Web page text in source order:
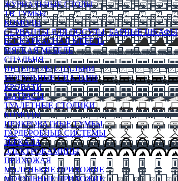
ЖУРНАЛЬНЫЕ СТОЛЫ
ТВ ТУМБЫ
КОМОДЫ
СЕРВАНТЫ ДЛЯ ПОСУДЫ, БАРНЫЕ ШКАФЫ
БЕСКАРКАСНАЯ МЕБЕЛЬ
МЯГКАЯ МЕБЕЛЬ
СПАЛЬНЯ
ИНТЕРЬЕРЫ СПАЛЬНИ
МОДУЛЬНЫЕ СПАЛЬНИ
КРОВАТИ
МАТРАСЫ
ТУАЛЕТНЫЕ СТОЛИКИ
КОМОДЫ
ПРИКРОВАТНЫЕ ТУМБЫ
ГАРДЕРОБНЫЕ СИСТЕМЫ
ЗЕРКАЛА
ЭЛЕКТРОКАМИНЫ
ПРИХОЖАЯ
МАЛЕНЬКИЕ ПРИХОЖИЕ
МОДУЛЬНЫЕ ПРИХОЖИЕ